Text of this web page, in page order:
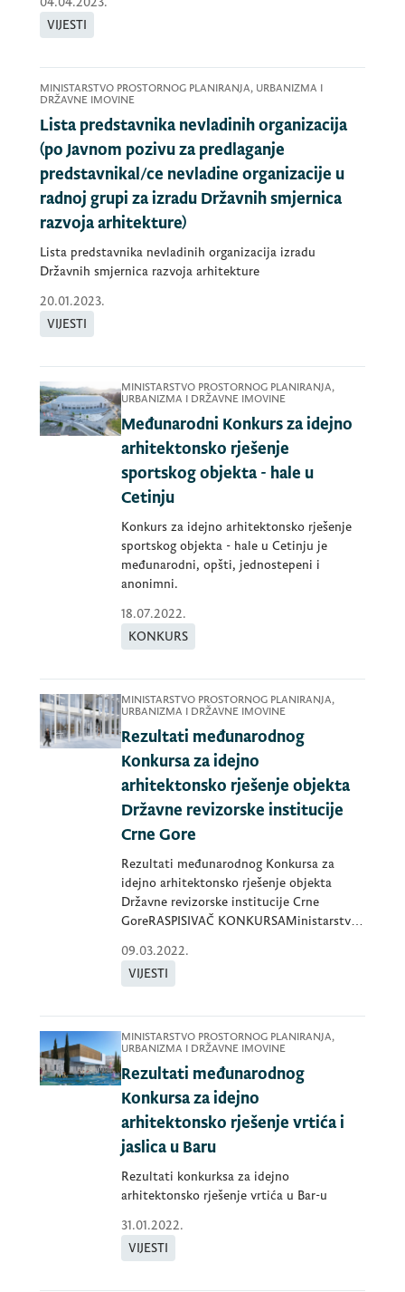
VIJESTI
MINISTARSTVO PROSTORNOG PLANIRANJA, URBANIZMA I
DRŽAVNE IMOVINE
Lista predstavnika nevladinih organizacija
(po Javnom pozivu za predlaganje
predstavnikal/ce nevladine organizacije u
radnoj grupi za izradu Državnih smjernica
razvoja arhitekture)
Lista predstavnika nevladinih organizacija izradu
Državnih smjernica razvoja arhitekture
20.01.2023.
VIJESTI
MINISTARSTVO PROSTORNOG PLANIRANJA,
URBANIZMA I DRŽAVNE IMOVINE
Međunarodni Konkurs za idejno
arhitektonsko rješenje
sportskog objekta - hale u
Cetinju
Konkurs za idejno arhitektonsko rješenje
sportskog objekta - hale u Cetinju je
međunarodni, opšti, jednostepeni i
anonimni.
18.07.2022.
KONKURS
MINISTARSTVO PROSTORNOG PLANIRANJA,
URBANIZMA I DRŽAVNE IMOVINE
Rezultati međunarodnog
Konkursa za idejno
arhitektonsko rješenje objekta
Državne revizorske institucije
Crne Gore
Rezultati međunarodnog Konkursa za
idejno arhitektonsko rješenje objekta
Državne revizorske institucije Crne
GoreRASPISIVAČ KONKURSAMinistarstvo
09.03.2022.
VIJESTI
MINISTARSTVO PROSTORNOG PLANIRANJA,
URBANIZMA I DRŽAVNE IMOVINE
Rezultati međunarodnog
Konkursa za idejno
arhitektonsko rješenje vrtića i
jaslica u Baru
Rezultati konkurksa za idejno
arhitektonsko rješenje vrtića u Bar-u
31.01.2022.
VIJESTI